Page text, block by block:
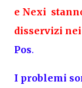
e Nexi
disservizi
Pos.
I problemi